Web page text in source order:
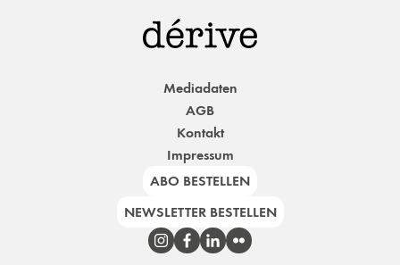
Mediadaten
AGB
Kontakt
Impressum
ABO BESTELLEN
NEWSLETTER BESTELLEN